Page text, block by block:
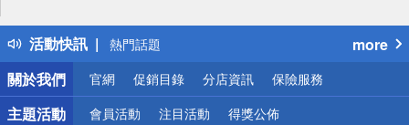
活動快訊
得獎公告
熱門話題
銀行優惠
偏遠地區配送
詐騙網頁！請小心！
more
關於我們
官網 促銷目錄 分店資訊 保險服務
主題活動 會員活動 注目活動 得獎公佈